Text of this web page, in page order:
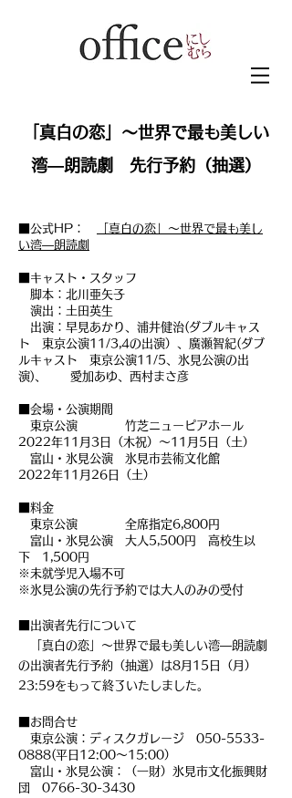
「真白の恋」～世界で最も美しい
湾―朗読劇 先行予約（抽選）
■公式HP：
「真白の恋」～世界で最も美し
い湾―朗読劇
■キャスト・スタッフ
脚本：北川亜矢子
演出：土田英生
出演：早見あかり、浦井健治(ダブルキャス
ト 東京公演11/3,4の出演）、廣瀬智紀(ダブ
ルキャスト 東京公演11/5、氷見公演の出
演)、 愛加あゆ、西村まさ彦
会場・公演期間
東京公演 竹芝ニューピアホール
2022年11月3日（木祝）～11月5日（土）
富山・氷見公演 氷見市芸術文化館
2022年11月26日（土）
■料金
東京公演 全席指定6,800円
富山・氷見公演 大人5,500円 高校生以
下 1,500円
※未就学児入場不可
※氷見公演の先行予約では大人のみの受付
■出演者先行について
「真白の恋」～世界で最も美しい湾―朗読劇
の出演者先行予約（抽選）は8月15日（月）
23:59をもって終了いたしました。
■お問合せ
東京公演：ディスクガレージ 050-5533-
0888(平日12:00～15:00）
富山・氷見公演：（一財）氷見市文化振興財
団 0766-30-3430